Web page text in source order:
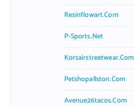
Resinflowart.com
P-Sports.net
Korsairstreetwear.com
Petshopallston.com
Avenue26tacos.com